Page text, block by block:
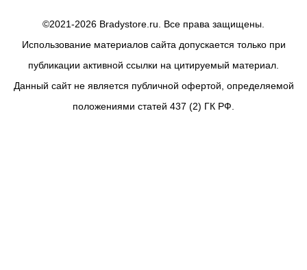
©2021-2026 Bradystore.ru. Все права защищены.
Использование материалов сайта допускается только при
публикации активной ссылки на цитируемый материал.
Данный сайт не является публичной офертой, определяемой
положениями статей 437 (2) ГК РФ.